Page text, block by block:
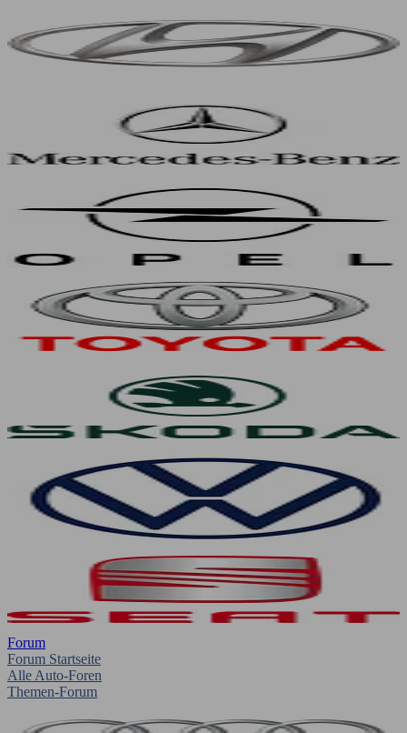
Forum
Forum Startseite
Alle Auto-Foren
Themen-Forum